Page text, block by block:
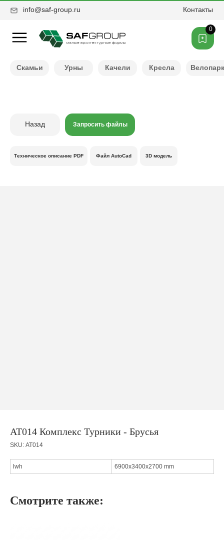
Контакты
info@saf-group.ru
0
Скамьи Урны Качели Кресла
Назад Запросить файлы
3D модель
Файл AutoCad
Техническое описание PDF
АТ014 Комплекс Турники - Брусья
SKU: АТ014
lwh 6900x3400x2700 mm
Смотрите также: